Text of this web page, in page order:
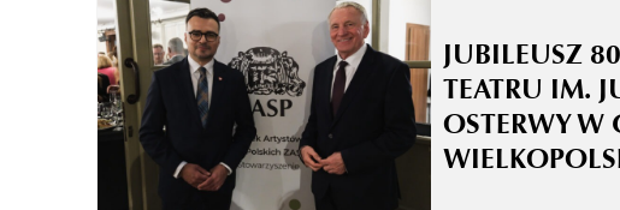
JUBILEUSZ
TEATRU IM.
OSTERWY W